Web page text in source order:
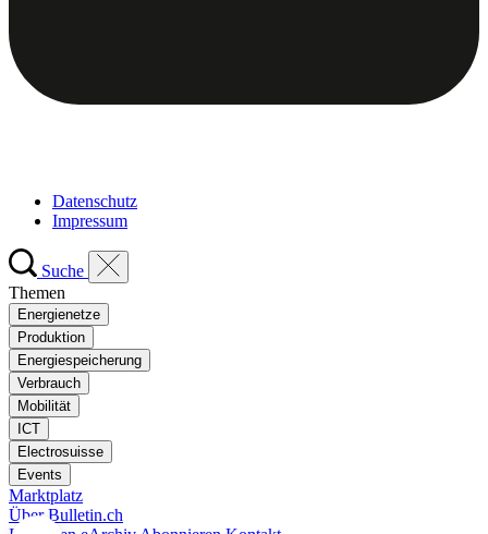
Datenschutz
Impressum
Suche
Themen
Energienetze
Produktion
Energiespeicherung
Verbrauch
Mobilität
ICT
Electrosuisse
Events
Marktplatz
Über Bulletin.ch